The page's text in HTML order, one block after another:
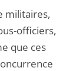
militaires,
officiers,
que ces